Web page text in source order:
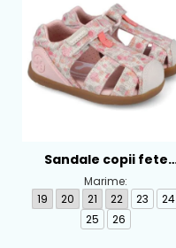
Sandale copii fete
calapod lat din textil
Biomecanics, Roz -
262193-A103
Marime:
19
20 21 22 23
24
25
26